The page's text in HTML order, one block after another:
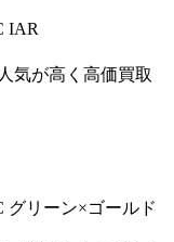
IAR
気が高く高価買取
グリーン×ゴールド